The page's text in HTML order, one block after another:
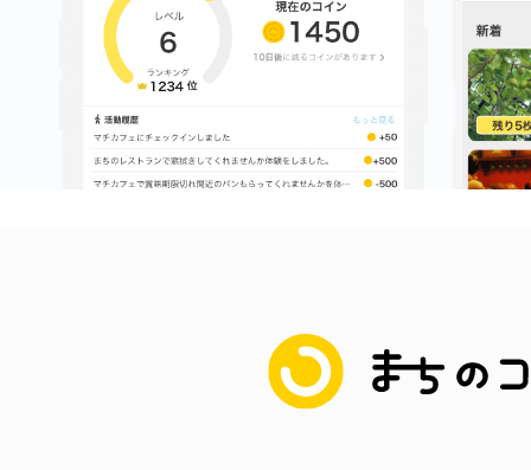
まちのコイン
日立